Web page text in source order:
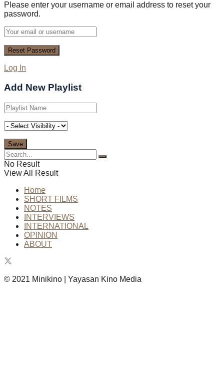
Please enter your username or email address to reset your
password.
Log In
Add New Playlist
No Result
View All Result
Home
SHORT FILMS
NOTES
INTERVIEWS
INTERNATIONAL
OPINION
ABOUT
© 2021 Minikino | Yayasan Kino Media